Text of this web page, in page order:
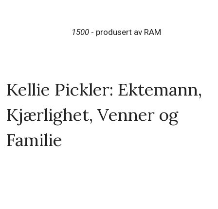
1500- produsert av RAM
Kellie Pickler: Ektemann,
Kjærlighet, Venner og
Familie